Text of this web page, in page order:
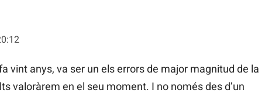
vint anys, va ser un els errors de major magnitud de la
valoràrem en el seu moment. I no només des d’un